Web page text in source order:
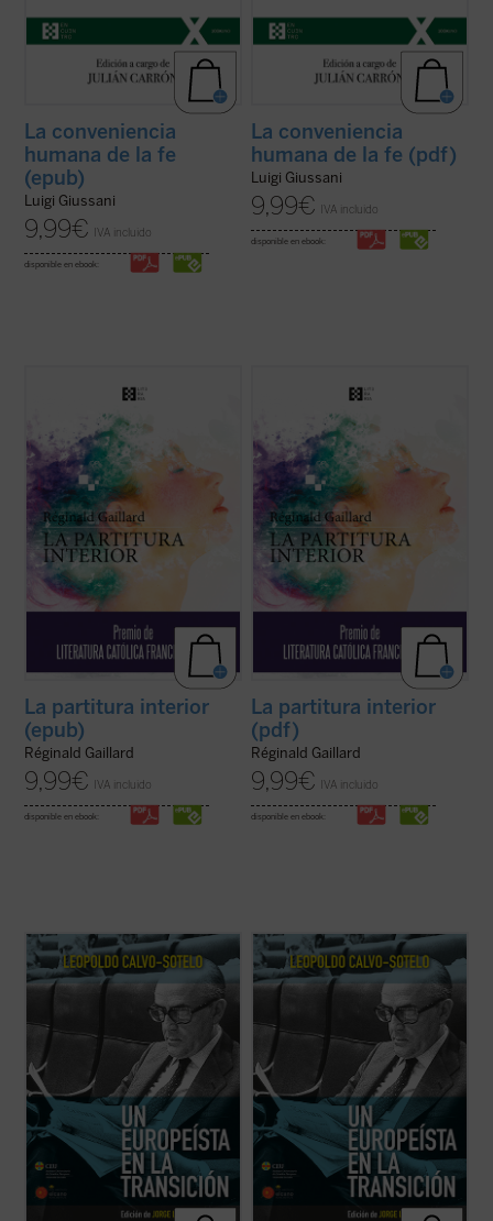
La conveniencia
humana de la fe
(epub)
Luigi Giussani
9,99€ IVA incluido
disponible en ebook:
La conveniencia
humana de la fe (pdf)
Luigi Giussani
9,99€ IVA incluido
disponible en ebook:
las historias de vida de Charlotte, «la loca
del pueblo», y Jan, un músico holandés
quien huye de un amor perdido, tienen en
común una búsqueda espiritual de
trascendiencia y belleza, una relación ...
(ver ficha)
La partitura interior
(epub)
Réginald Gaillard
9,99€ IVA incluido
disponible en ebook:
las historias de vida de Charlotte, «la loca
del pueblo», y Jan, un músico holandés
quien huye de un amor perdido, tienen en
común una búsqueda espiritual de
trascendiencia y belleza, una relación ...
(ver ficha)
La partitura interior
(pdf)
Réginald Gaillard
9,99€ IVA incluido
disponible en ebook:
El presente volumen recoge una cuidada
selección de los discursos y conferencias
sobre Europa, pronunciados por Leopoldo
primera recopila algunas intervenciones
durante su periodo en la primera línea de ...
(ver ficha)
El presente volumen recoge una cuidada
selección de los discursos y conferencias
sobre Europa, pronunciados por Leopoldo
primera recopila algunas intervenciones
durante su periodo en la primera línea de ...
(ver ficha)